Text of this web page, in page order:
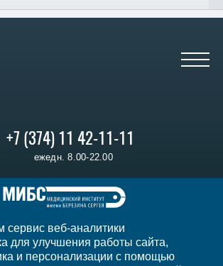
+7 (374) 11 42-11-11
ежедн. 8.00-22.00
РегионЕреван
Мы в социальных сетях
сервис веб-аналитики
для улучшения работы сайта,
и персонализации с помощью